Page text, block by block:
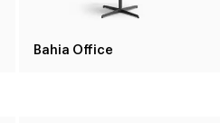
Bahia Office